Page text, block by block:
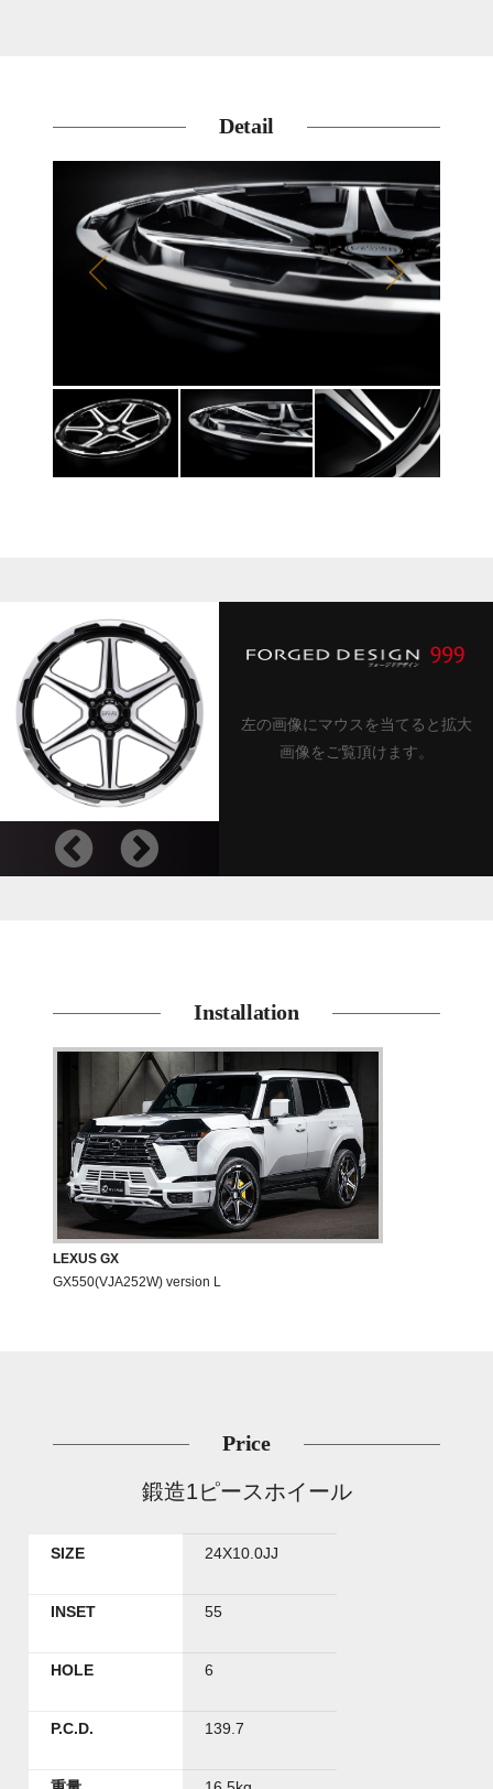
Detail
左の画像にマウスを当てると拡大
画像をご覧頂けます。
Installation
LEXUS GX
GX550(VJA252W) version L
Price
鍛造1ピースホイール
SIZE
INSET
HOLE
P.C.D.
24X10.0JJ
55
6
139.7